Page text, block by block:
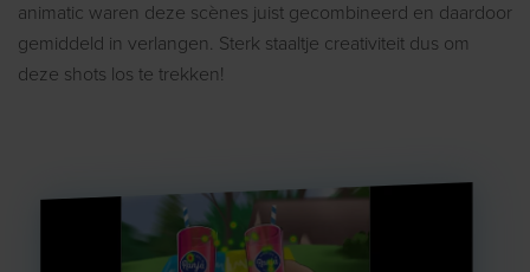
animatic waren deze scènes juist gecombineerd en daardoor
gemiddeld in verlangen. Sterk staaltje creativiteit dus om
deze shots los te trekken!